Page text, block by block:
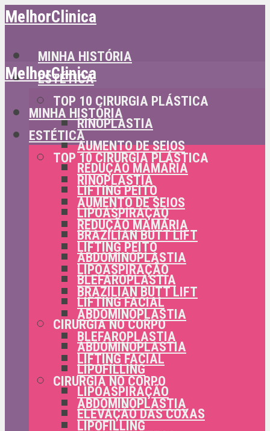
MelhorClinica
MINHA HISTÓRIA
ESTÉTICA
TOP 10 CIRURGIA PLÁSTICA
RINOPLASTIA
AUMENTO DE SEIOS
REDUÇÃO MAMÁRIA
LIFTING PEITO
LIPOASPIRAÇÃO
BRAZILIAN BUTT LIFT
ABDOMINOPLASTIA
BLEFAROPLASTIA
LIFTING FACIAL
CIRURGIA NO CORPO
ABDOMINOPLASTIA
LIPOFILLING
LIPOASPIRAÇÃO
ELEVAÇÃO DAS COXAS
MelhorClinica
MINHA HISTÓRIA
ESTÉTICA
TOP 10 CIRURGIA PLÁSTICA
RINOPLASTIA
AUMENTO DE SEIOS
REDUÇÃO MAMÁRIA
LIFTING PEITO
LIPOASPIRAÇÃO
BRAZILIAN BUTT LIFT
ABDOMINOPLASTIA
BLEFAROPLASTIA
LIFTING FACIAL
CIRURGIA NO CORPO
ABDOMINOPLASTIA
LIPOFILLING